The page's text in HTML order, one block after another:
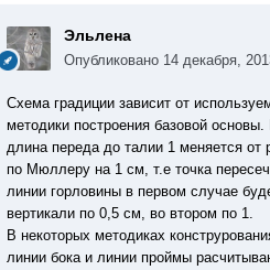
Эльлена
Опубликовано 14 декабря,
Схема градиции зависит от
методики построения базовой
длина переда до талии 1 меняется от
по Мюллеру на 1 см, т.е точка
линии горловины в первом случае
вертикали по 0,5 см, во втором по 1.
В некоторых методиках
линии бока и линии проймы